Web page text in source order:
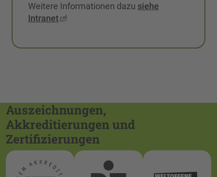
Weitere Informationen dazu siehe
Intranet
!
Auszeichnungen,
Akkreditierungen und
Zertifizierungen